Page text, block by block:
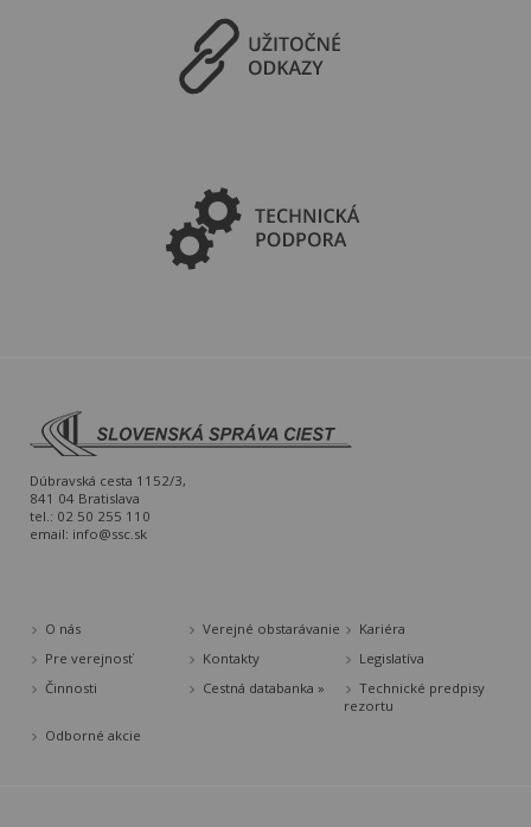
Dúbravská cesta 1152/3,
841 04 Bratislava
tel.: 02 50 255 110
email: info@ssc.sk
O nás Verejné obstarávanie
Kariéra
Pre verejnosť
Kontakty
Legislatíva
Činnosti
Cestná databanka »
Technické predpisy
rezortu
Odborné akcie